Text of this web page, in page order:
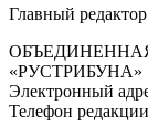
Главный
«РУСТРИБУНА»
Электронный
Телефон